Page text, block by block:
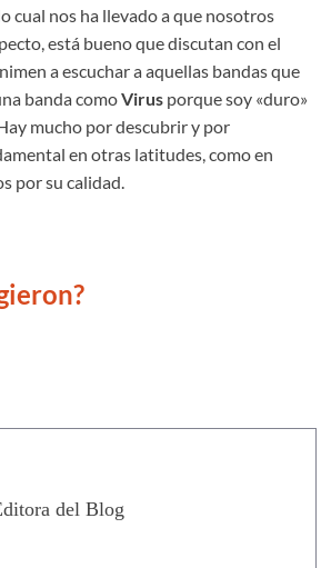
cual nos ha llevado a que nosotros
está bueno que discutan con el
a escuchar a aquellas bandas que
banda comoVirus porque soy «duro»
mucho por descubrir y por
en otras latitudes, como en
por su calidad.
del Blog